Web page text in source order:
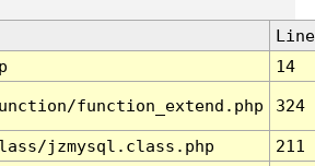
Line
14
function_extend.php 324
jzmysql.class.php
211